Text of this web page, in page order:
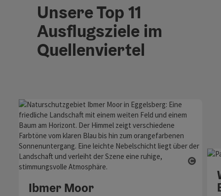
Unsere Top 11
Ausflugsziele im
Quellenviertel
Ibmer Moor